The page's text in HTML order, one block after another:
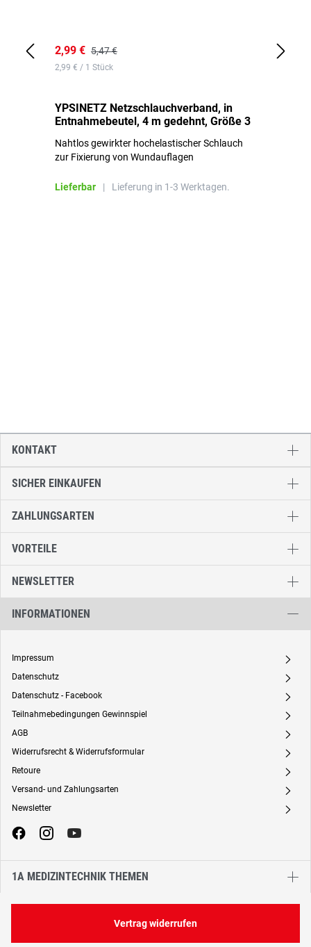
2,99 € 5,47 €
2,99 € / 1 Stück
YPSINETZ Netzschlauchverband, in
Entnahmebeutel, 4 m gedehnt, Größe 3
Nahtlos gewirkter hochelastischer Schlauch
zur Fixierung von Wundauflagen
Lieferbar | Lieferung in 1-3 Werktagen.
SICHER EINKAUFEN
ZAHLUNGSARTEN
VORTEILE
NEWSLETTER
INFORMATIONEN
Impressum A
Datenschutz A
Datenschutz - Facebook A
Teilnahmebedingungen Gewinnspiel A
AGB A
Widerrufsrecht & Widerrufsformular A
Retoure A
Versand- und Zahlungsarten A
Newsletter A
1A MEDIZINTECHNIK THEMEN
KONTAKT
Vertrag widerrufen